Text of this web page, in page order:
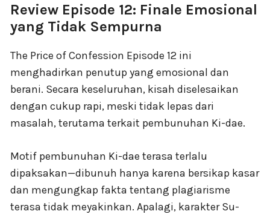
Review Episode 12: Finale Emosional
yang Tidak Sempurna
The Price of Confession Episode 12 ini
menghadirkan penutup yang emosional dan
berani. Secara keseluruhan, kisah diselesaikan
dengan cukup rapi, meski tidak lepas dari
masalah, terutama terkait pembunuhan Ki-dae.
Motif pembunuhan Ki-dae terasa terlalu
dipaksakan—dibunuh hanya karena bersikap kasar
dan mengungkap fakta tentang plagiarisme
terasa tidak meyakinkan. Apalagi, karakter Su-